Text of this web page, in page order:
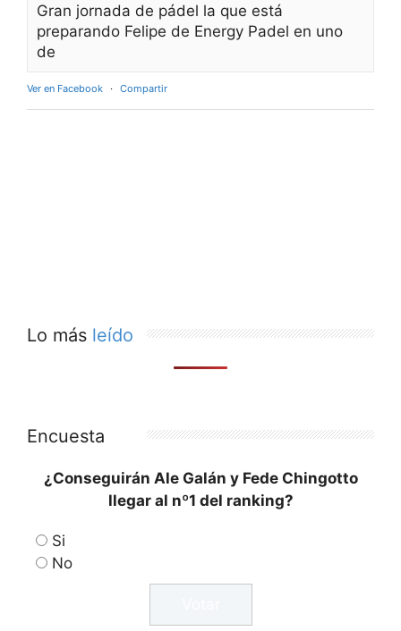
Gran jornada de pádel la que está
preparando Felipe de Energy Padel en uno
de
Ver en Facebook · Compartir
Lo más leído
Encuesta
¿Conseguirán Ale Galán y Fede Chingotto
llegar al nº1 del ranking?
Si
No